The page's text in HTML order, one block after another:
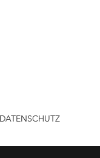
DATENSCHUTZ